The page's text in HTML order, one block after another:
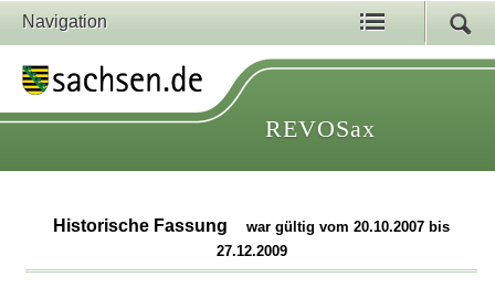
Navigation
REVOSax
Historische Fassung
war gültig vom 20.10.2007 bis
27.12.2009